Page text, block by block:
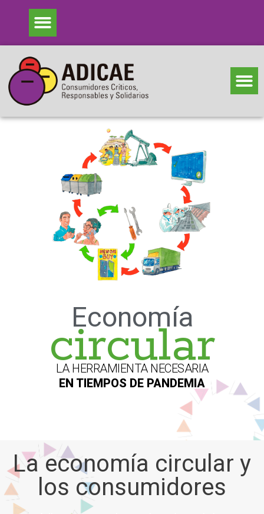
Economía
circular
LA HERRAMIENTA NECESARIA
EN TIEMPOS DE PANDEMIA
La economía circular y
los consumidores